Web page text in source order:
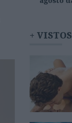
+ VISTOS